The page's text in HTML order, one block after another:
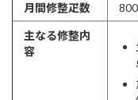
月間修整疋数
主なる修整内
容